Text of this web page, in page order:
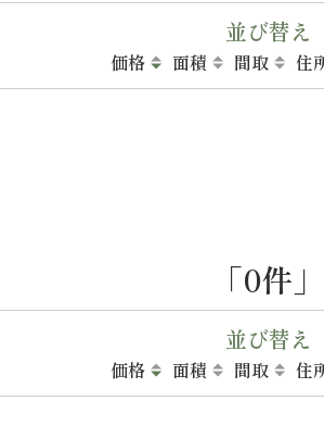
並び替え
価格 面積 間取 住
「0件」
並び替え
価格 面積 間取 住